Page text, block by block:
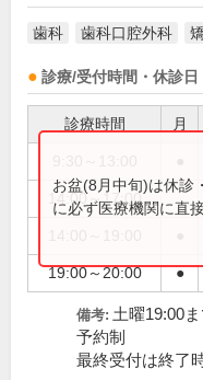
歯科 歯科口腔外科
診療/受付時間・休診日
診療時間 月
14:00～17:00
19:00～20:00 ●
お盆(8月中旬)は休診
に必ず医療機関に直
備考: 土曜19:00
予約制
最終受付は終了